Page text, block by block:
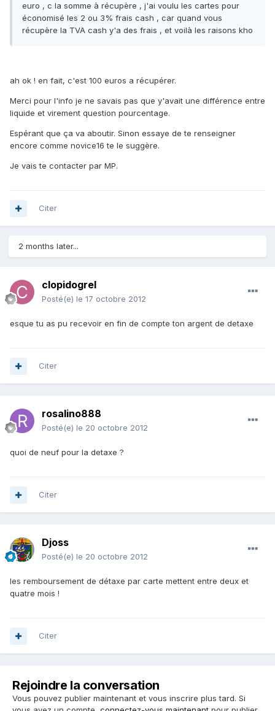
euro , c la somme à récupère , j'ai voulu les cartes pour
économisé les 2 ou 3% frais cash , car quand vous
récupère la TVA cash y'a des frais , et voilà les raisons kho
ah ok ! en fait, c'est 100 euros a récupérer.
Merci pour l'info je ne savais pas que y'avait une différence entre
liquide et virement question pourcentage.
Espérant que ça va aboutir. Sinon essaye de te renseigner
encore comme novice16 te le suggère.
Je vais te contacter par MP.
Citer
2 months later...
clopidogrel
Posté(e) le 17 octobre 2012
esque tu as pu recevoir en fin de compte ton argent de detaxe
Citer
rosalino888
Posté(e) le 20 octobre 2012
quoi de neuf pour la detaxe ?
Citer
Djoss
Posté(e) le 20 octobre 2012
les remboursement de détaxe par carte mettent entre deux et
quatre mois !
Citer
Rejoindre la conversation
Vous pouvez publier maintenant et vous inscrire plus tard. Si